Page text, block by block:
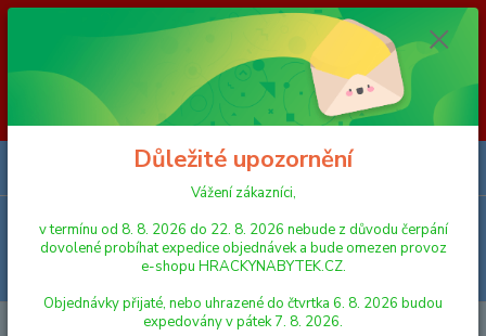
Vážení zákazníci, v termínu od 8. 8. 2026 do 23. 8. 2026 nebude z
důvodu čerpání dovolené probíhat expedice objednávek a bude omezen
provoz e-shopu HRACKYNABYTEK.CZ. Objednávky přijaté, nebo
uhrazené do čtvrtka 6. 8. 2026 budou expedovány v pátek 7. 8. 2026.
Objednávky přijaté, nebo uhrazené od pátku 7. 8. 2026 do neděle 23. 8.
2026 budou postupně expedovány od pondělí 24. 8. 2026. Děkujeme za
pochopení HRACKYNABYTEK.CZ
DEKORACE DO DĚTSKÝCH POKOJŮ
Dřevěný stojánek na tužky -
Důležité upozornění
Vážení zákazníci,
v termínu od 8. 8. 2026 do 22. 8. 2026 nebude z důvodu čerpání
dovolené probíhat expedice objednávek a bude omezen provoz
e-shopu HRACKYNABYTEK.CZ.
Objednávky přijaté, nebo uhrazené do čtvrtka 6. 8. 2026 budou
expedovány v pátek 7. 8. 2026.